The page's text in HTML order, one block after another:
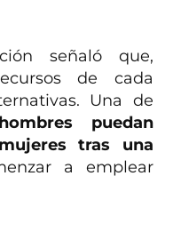
señaló que,
de cada
Una de
puedan
tras una
a emplear